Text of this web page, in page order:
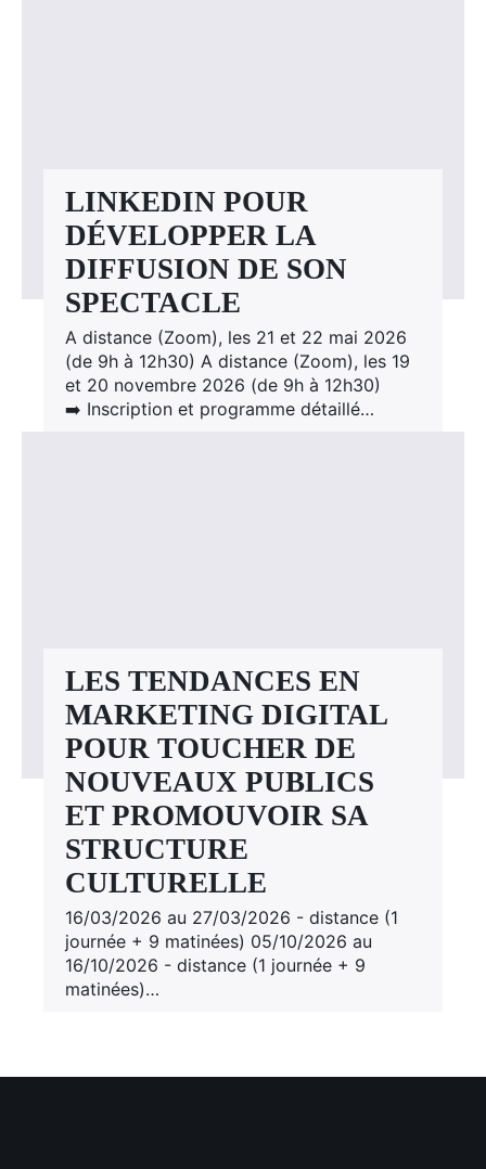
LINKEDIN POUR
DÉVELOPPER LA
DIFFUSION DE SON
SPECTACLE
A distance (Zoom), les 21 et 22 mai 2026
(de 9h à 12h30) A distance (Zoom), les 19
et 20 novembre 2026 (de 9h à 12h30)
➡️ Inscription et programme détaillé…
LES TENDANCES EN
MARKETING DIGITAL
POUR TOUCHER DE
NOUVEAUX PUBLICS
ET PROMOUVOIR SA
STRUCTURE
CULTURELLE
16/03/2026 au 27/03/2026 - distance (1
journée + 9 matinées) 05/10/2026 au
16/10/2026 - distance (1 journée + 9
matinées)…